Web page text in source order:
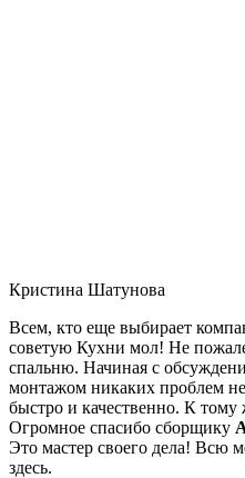
Кристина Шатунова
Всем, кто еще выбирает
советую Кухни мол! Не
спальню. Начиная с
монтажом никаких проблем
быстро и качественно. К
Огромное спасибо сборщику
Это мастер своего дела! Всю
здесь.